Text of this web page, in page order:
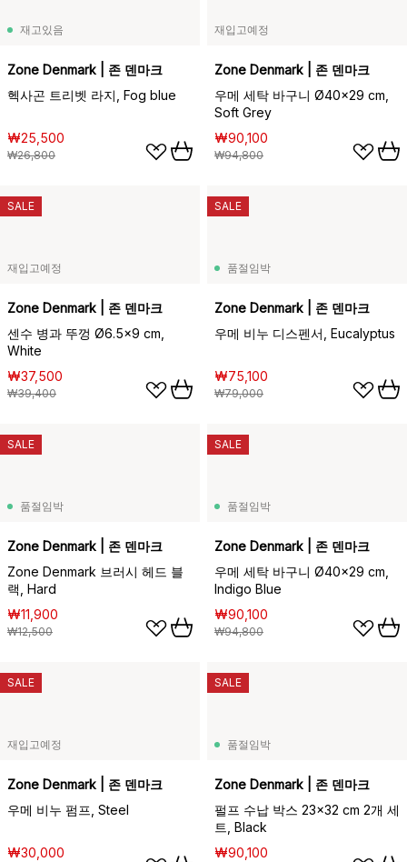
재고있음
Zone Denmark | 존 덴마크
헥사곤 트리벳 라지, Fog blue
₩25,500
₩26,800
재입고예정
Zone Denmark | 존 덴마크
우메 세탁 바구니 Ø40x29 cm,
Soft Grey
₩90,100
₩94,800
재입고예정
Zone Denmark | 존 덴마크
센수 병과 뚜껑 Ø6.5x9 cm,
White
₩37,500
₩39,400
SALE
품절임박
Zone Denmark | 존 덴마크
우메 비누 디스펜서, Eucalyptus
₩75,100
₩79,000
SALE
품절임박
Zone Denmark | 존 덴마크
Zone Denmark 브러시 헤드 블
랙, Hard
₩11,900
₩12,500
SALE
품절임박
Zone Denmark | 존 덴마크
우메 세탁 바구니 Ø40x29 cm,
Indigo Blue
₩90,100
₩94,800
SALE
재입고예정
Zone Denmark | 존 덴마크
우메 비누 펌프, Steel
₩30,000
SALE
품절임박
Zone Denmark | 존 덴마크
펄프 수납 박스 23x32 cm 2개 세
트, Black
₩90,100
SALE